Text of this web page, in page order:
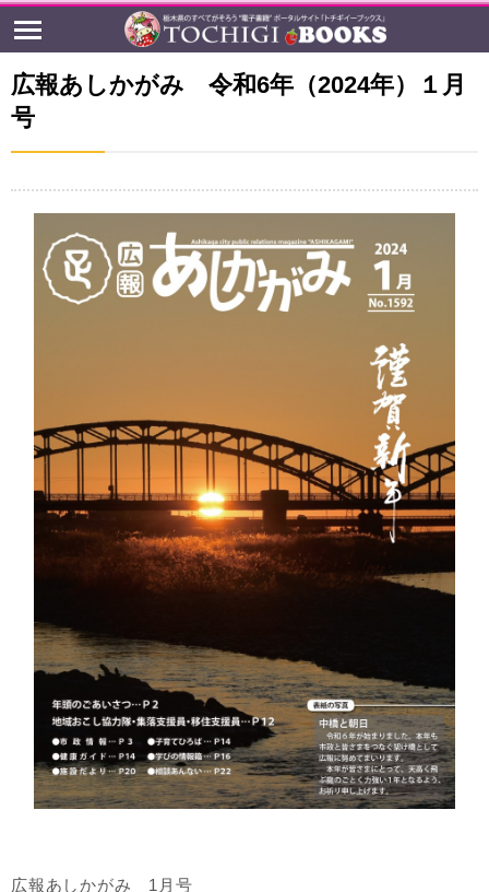
広報あしかがみ 令和6年（2024年）１月
号
広報あしかがみ 1月号